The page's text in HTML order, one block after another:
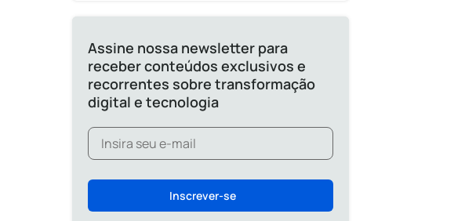
Assine nossa newsletter para
receber conteúdos exclusivos e
recorrentes sobre transformação
digital e tecnologia
Inscrever-se